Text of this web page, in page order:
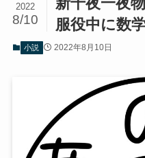
服役中に数
2022
8/10
小説 2022年8月10日